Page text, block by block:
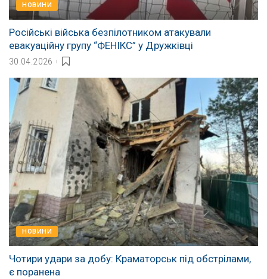
НОВИНИ
Російські війська безпілотником атакували
евакуаційну групу “ФЕНІКС” у Дружківці
30.04.2026
НОВИНИ
Чотири удари за добу: Краматорськ під обстрілами,
є поранена